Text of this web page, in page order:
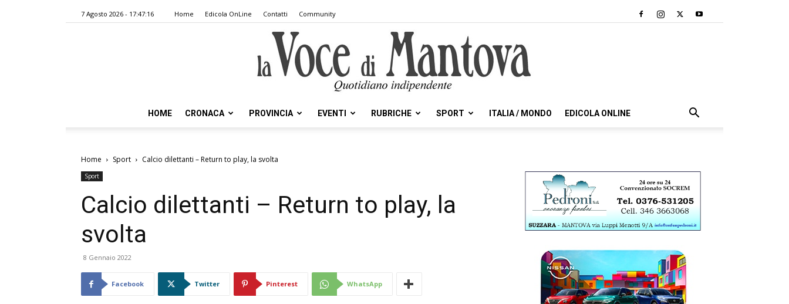
7 Agosto 2026 - 17:47:16 Home Edicola OnLine Contatti Community
Voce
HOME CRONACA PROVINCIA EVENTI RUBRICHE SPORT ITALIA / MONDO EDICOLA ONLINE
Home Sport Calcio dilettanti – Return to play, la svolta
Sport
Calcio dilettanti – Return to play, la
svolta
8 Gennaio 2022
Facebook Twitter Pinterest WhatsApp